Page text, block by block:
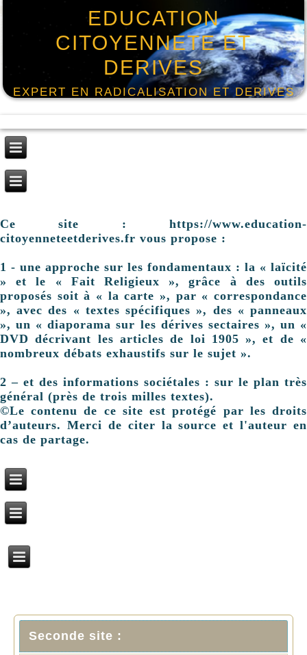
EDUCATION
CITOYENNETE ET
DERIVES
EXPERT EN RADICALISATION ET DERIVES
Ce site : https://www.education-
citoyenneteetderives.fr vous propose :
1 - une approche sur les fondamentaux : la « laïcité
» et le « Fait Religieux », grâce à des outils
proposés soit à « la carte », par « correspondance
», avec des « textes spécifiques », des « panneaux
», un « diaporama sur les dérives sectaires », un «
DVD décrivant les articles de loi 1905 », et de «
nombreux débats exhaustifs sur le sujet ».
2 – et des informations sociétales : sur le plan très
général (près de trois milles textes).
©Le contenu de ce site est protégé par les droits
d’auteurs. Merci de citer la source et l'auteur en
cas de partage.
Seconde site :